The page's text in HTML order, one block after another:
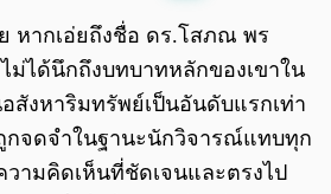
หากเอ่ยถึงชื่อ ดร.โสภณ พร
ม่ได้นึกถึงบทบาทหลักของเขาใน
สังหาริมทรัพย์เป็นอันดับแรกเท่า
กจดจำในฐานะนักวิจารณ์แทบทุก
วามคิดเห็นที่ชัดเจนและตรงไป